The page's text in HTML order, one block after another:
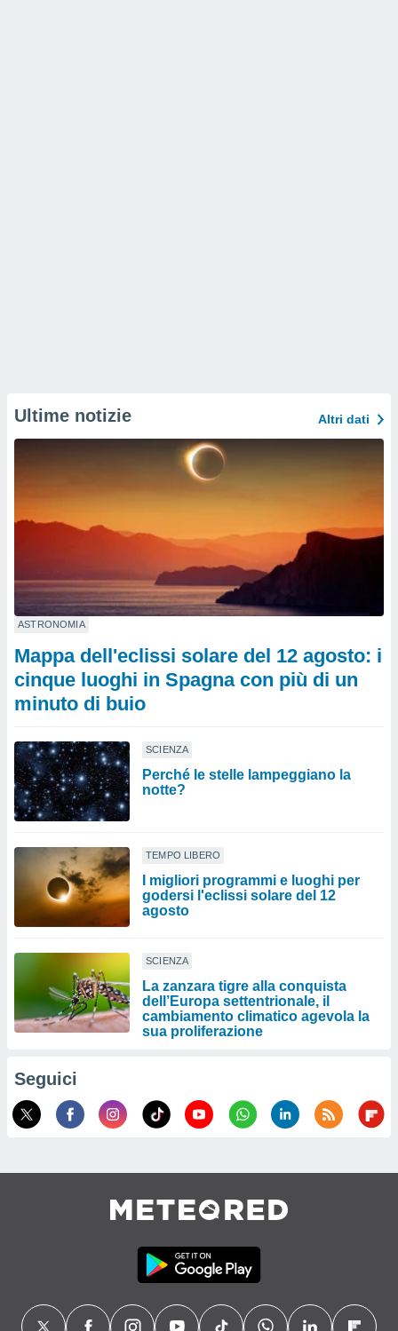
Ultime notizie Altri dati
ASTRONOMIA
Mappa dell'eclissi solare del 12 agosto: i
cinque luoghi in Spagna con più di un
minuto di buio
SCIENZA
Perché le stelle lampeggiano la
notte?
TEMPO LIBERO
I migliori programmi e luoghi per
godersi l'eclissi solare del 12
agosto
SCIENZA
La zanzara tigre alla conquista
dell’Europa settentrionale, il
cambiamento climatico agevola la
sua proliferazione
Seguici